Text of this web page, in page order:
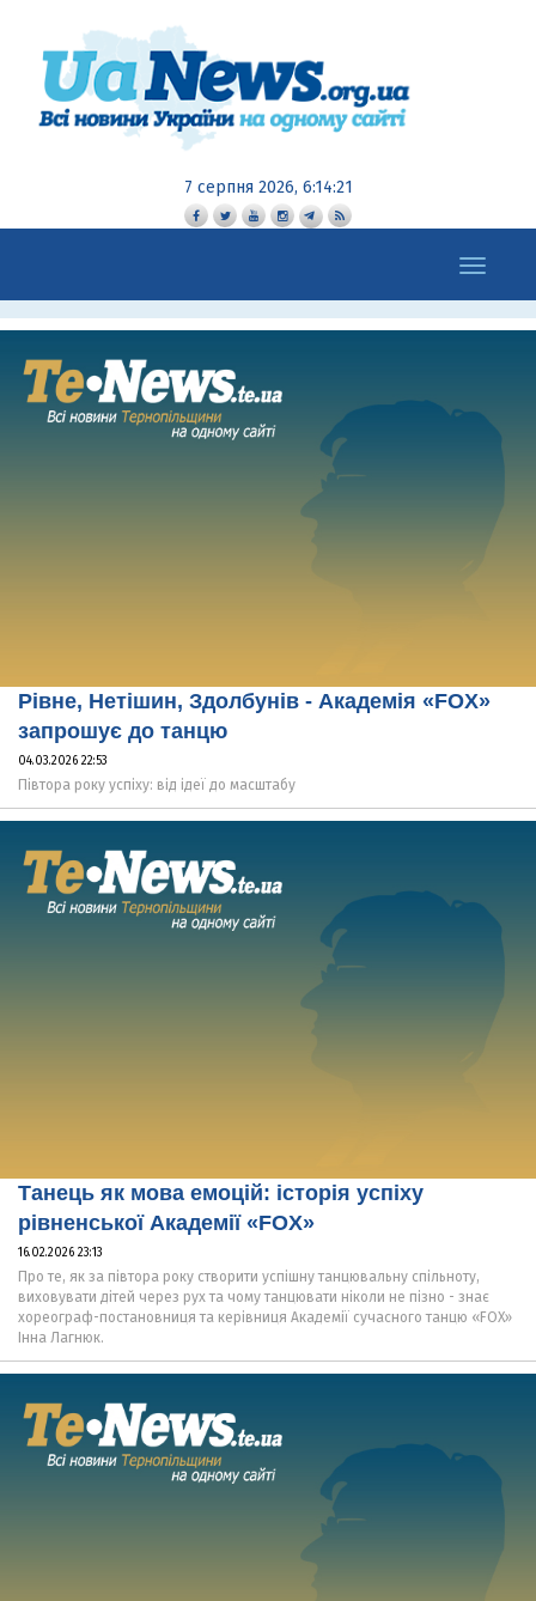
7 серпня 2026, 6:14:22
Toggle
navigation
Рівне, Нетішин, Здолбунів - Академія «FOX»
запрошує до танцю
04.03.2026 22:53
Півтора року успіху: від ідеї до масштабу
Танець як мова емоцій: історія успіху
рівненської Академії «FOX»
16.02.2026 23:13
Про те, як за півтора року створити успішну танцювальну спільноту,
виховувати дітей через рух та чому танцювати ніколи не пізно - знає
хореограф-постановниця та керівниця Академії сучасного танцю «FOX»
Інна Лагнюк.